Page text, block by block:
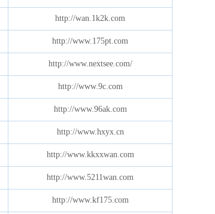
http://wan.1k2k.com
http://www.175pt.com
http://www.nextsee.com/
http://www.9c.com
http://www.96ak.com
http://www.hxyx.cn
http://www.kkxxwan.com
http://www.5211wan.com
http://www.kf175.com